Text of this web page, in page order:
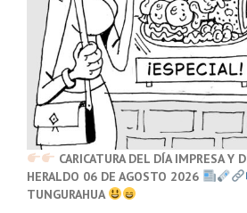
CARICATURA DEL DÍA IMPRESA Y
HERALDO 06 DE AGOSTO 2026
TUNGURAHUA